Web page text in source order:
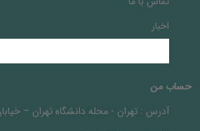
اخبار
حساب من
آدرس : تهران - محله دانشگاه تهران –